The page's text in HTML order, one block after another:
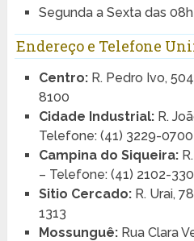
Segunda a Sexta das
Endereço e Telefone
Centro:R. Pedro Ivo,
8100
Cidade Industrial: R.
Telefone: (41) 3229-0700
Campina do Siqueira:
– Telefone: (41) 2102-
Sitio Cercado: R. Urai,
1313
Mossunguê: Rua Clara